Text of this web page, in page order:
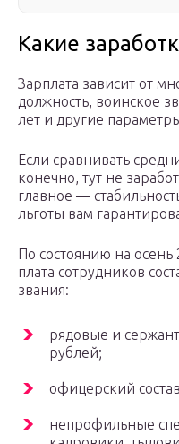
Какие
Зарплата зависит от
должность, воинское
лет и другие
Если сравнивать
конечно, тут не
главное —
льготы вам
По состоянию на осень
плата сотрудников
звания:
рядовые и
рублей;
офицерский
непрофильные